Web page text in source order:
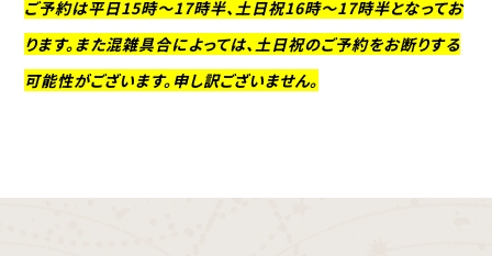
ご予約は平日15時～17時半、土日祝16時～17時半となってお
ります。また混雑具合によっては、土日祝のご予約をお断りする
可能性がございます。申し訳ございません。